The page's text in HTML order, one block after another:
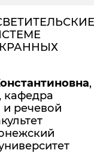
кафедра
речевой